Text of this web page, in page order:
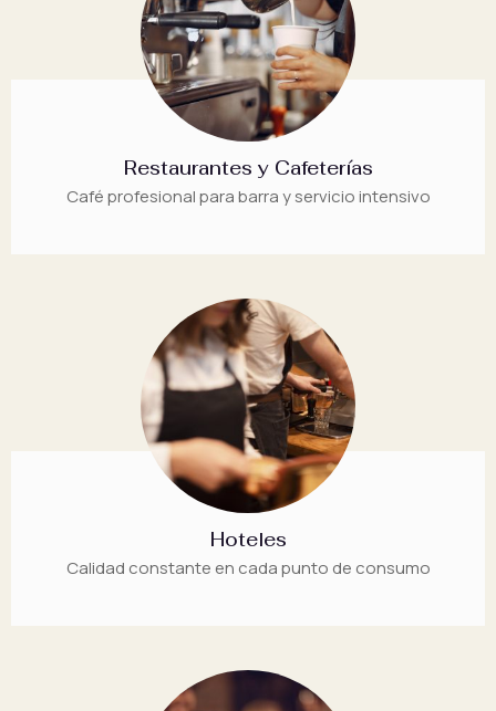
Restaurantes y Cafeterías
Café profesional para barra y servicio intensivo
Hoteles
Calidad constante en cada punto de consumo